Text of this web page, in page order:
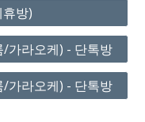
방)
가라오케) - 단톡방
가라오케) - 단톡방